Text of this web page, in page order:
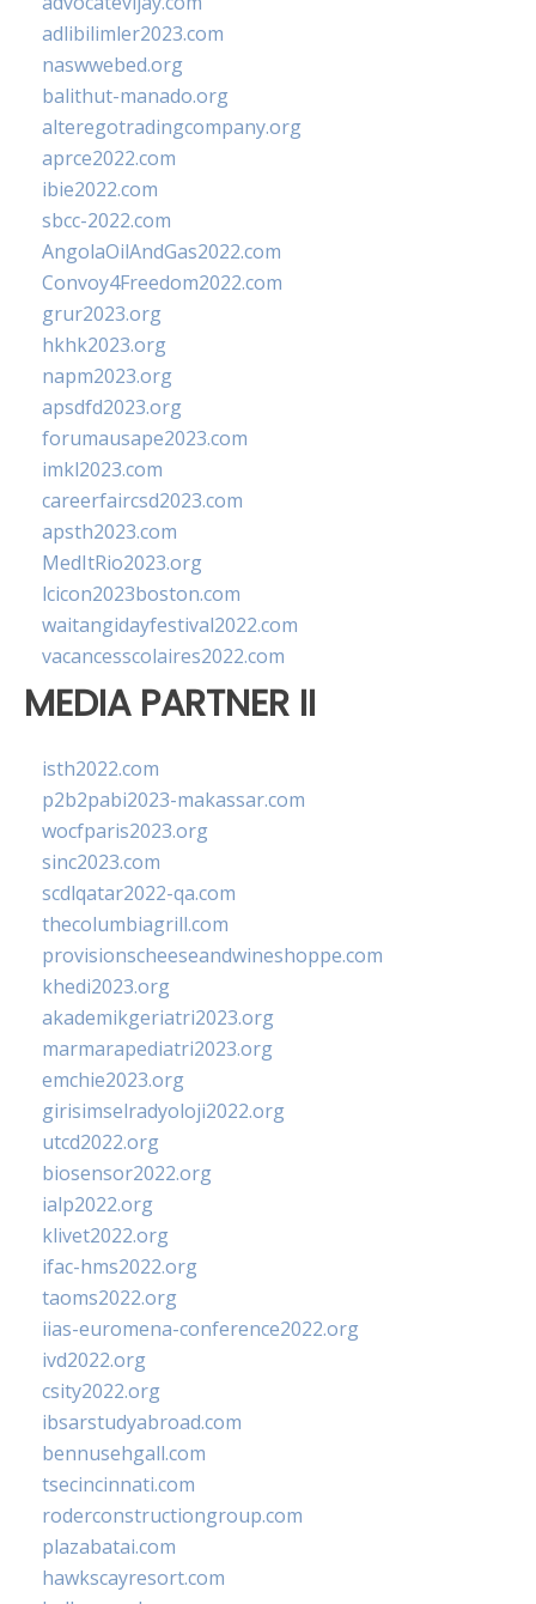
adlibilimler2023.com
naswwebed.org
balithut-manado.org
alteregotradingcompany.org
aprce2022.com
ibie2022.com
sbcc-2022.com
AngolaOilAndGas2022.com
Convoy4Freedom2022.com
grur2023.org
hkhk2023.org
napm2023.org
apsdfd2023.org
forumausape2023.com
imkl2023.com
careerfaircsd2023.com
apsth2023.com
MedItRio2023.org
lcicon2023boston.com
waitangidayfestival2022.com
vacancesscolaires2022.com
MEDIA PARTNER II
isth2022.com
p2b2pabi2023-makassar.com
wocfparis2023.org
sinc2023.com
scdlqatar2022-qa.com
thecolumbiagrill.com
provisionscheeseandwineshoppe.com
khedi2023.org
akademikgeriatri2023.org
marmarapediatri2023.org
emchie2023.org
girisimselradyoloji2022.org
utcd2022.org
biosensor2022.org
ialp2022.org
klivet2022.org
ifac-hms2022.org
taoms2022.org
iias-euromena-conference2022.org
ivd2022.org
csity2022.org
ibsarstudyabroad.com
bennusehgall.com
tsecincinnati.com
roderconstructiongroup.com
plazabatai.com
hawkscayresort.com